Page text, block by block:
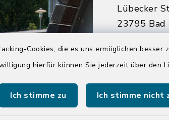
Cookies, die es uns ermöglichen
hierfür können Sie jederzeit über den
Ich stimme zu Ich stimme nicht
Lübecker
23795 Bad
04551
04551
youtube